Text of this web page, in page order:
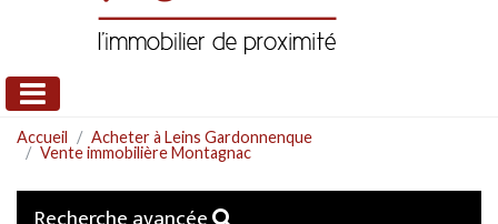
Accueil
Acheter à Leins Gardonnenque
Vente immobilière Montagnac